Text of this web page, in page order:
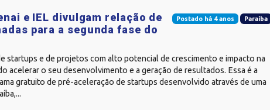
Postado há 4 anos Paraíba
e IEL divulgam relação de
para a segunda fase do
startups e de projetos com alto potencial de crescimento e impacto na
acelerar o seu desenvolvimento e a geração de resultados. Essa é a
gratuito de pré-aceleração de startups desenvolvido através de uma